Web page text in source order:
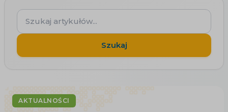
Szukaj
artykułów...
Szukaj
AKTUALNOŚCI